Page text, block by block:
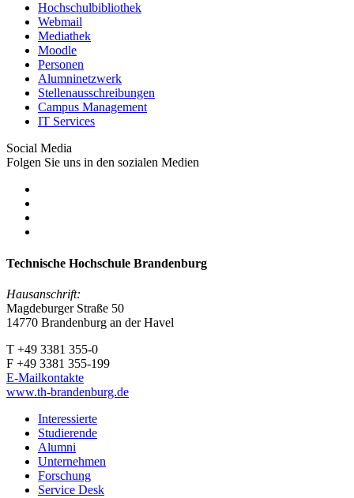
Hochschulbibliothek
Webmail
Mediathek
Moodle
Personen
Alumninetzwerk
Stellenausschreibungen
Campus Management
IT Services
Social Media
Folgen Sie uns in den sozialen Medien
Technische Hochschule Brandenburg
Hausanschrift:
Magdeburger Straße 50
14770 Brandenburg an der Havel
T +49 3381 355-0
F +49 3381 355-199
E-Mailkontakte
www.th-brandenburg.de
Interessierte
Studierende
Alumni
Unternehmen
Forschung
Service Desk